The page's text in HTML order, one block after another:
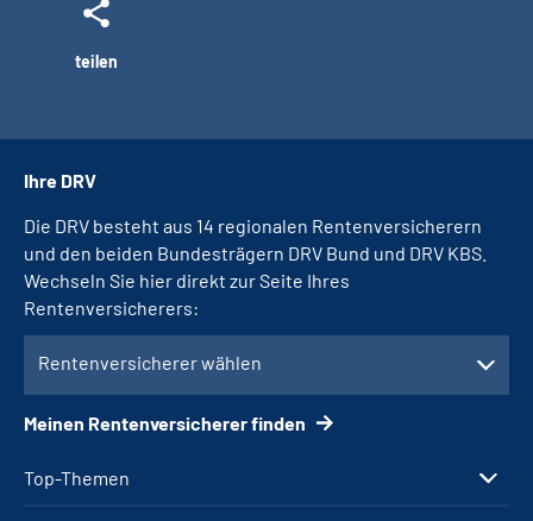
teilen
Top-Themen
Ihre DRV
Die DRV besteht aus 14 regionalen Rentenversicherern
und den beiden Bundesträgern DRV Bund und DRV KBS.
Wechseln Sie hier direkt zur Seite Ihres
Rentenversicherers:
Rentenversicherer wählen
Meinen Rentenversicherer finden